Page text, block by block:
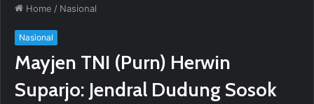
Home / Nasional
Nasional
Mayjen TNI (Purn) Herwin
Suparjo: Jendral Dudung Sosok